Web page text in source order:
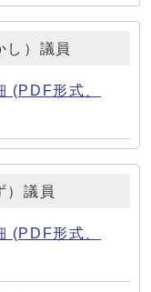
）議員
(PDF形式、
議員
(PDF形式、